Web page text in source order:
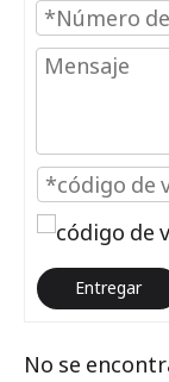
Entregar
No se